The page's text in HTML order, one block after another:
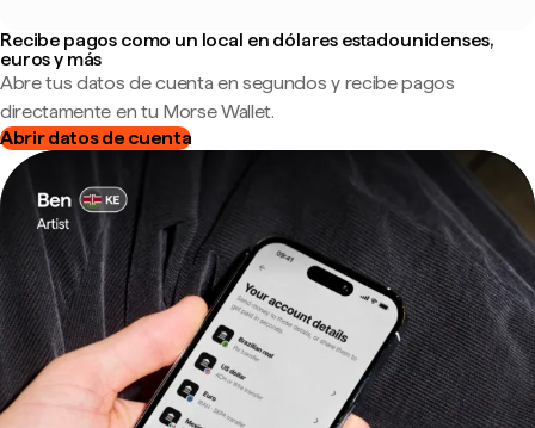
Recibe pagos como un local en dólares estadounidenses,
euros y más
Abre tus datos de cuenta en segundos y recibe pagos
directamente en tu Morse Wallet.
Abrir datos de cuenta